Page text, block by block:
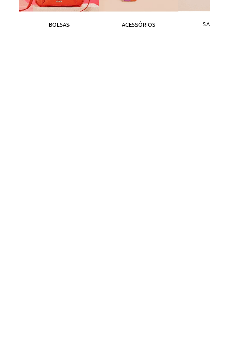
BOLSAS ACESSÓRIOS